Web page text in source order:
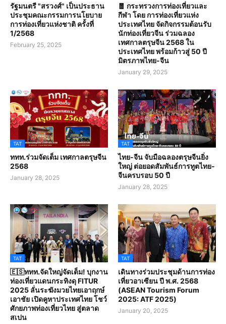
รัฐมนตรี "สรวงศ์" เป็นประธาน
ประชุมคณะกรรมการนโยบาย
การท่องเที่ยวแห่งชาติ ครั้งที่
1/2568
February 25, 2025
🧧 กระทรวงการท่องเที่ยวและ
กีฬา โดย การท่องเที่ยวแห่ง
ประเทศไทย จัดกิจกรรมต้อนรับ
นักท่องเที่ยวจีน ร่วมฉลอง
เทศกาลตรุษจีน 2568 ใน
ประเทศไทย พร้อมก้าวสู่ 50 ปี
มิตรภาพไทย-จีน
January 29, 2025
TAT
ททท.ร่วมจัดเต็ม เทศกาลตรุษจีน
2568
January 28, 2025
TAT
ไทย-จีน จับมือฉลองตรุษจีนยิ่ง
ใหญ่ ต่อยอดสัมพันธ์การทูตไทย-
จีนครบรอบ 50 ปี
January 28, 2025
TAT
🇪🇸ททท.จัดใหญ่จัดเต็ม! บุกงาน
ท่องเที่ยวแดนกระทิงดุ FITUR
2025 ลั่นระฆังมวยไทยเอาฤกษ์
เอาชัย เปิดคูหาประเทศไทย โชว์
ศักยภาพท่องเที่ยวไทย สู่ตลาด
สเปน
TAT
เดินทางร่วมประชุมด้านการท่อง
เที่ยวอาเซียน ปี พ.ศ. 2568
(ASEAN Tourism Forum
2025: ATF 2025)
January 20, 2025